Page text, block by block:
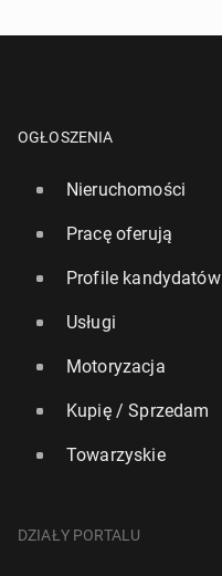
OGŁOSZENIA
Nieruchomości
Pracę oferują
Profile kandydatów
Usługi
Motoryzacja
Kupię / Sprzedam
Towarzyskie
DZIAŁY PORTALU